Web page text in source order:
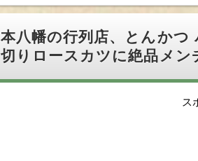
本八幡の行列店、とんか
切りロースカツに絶品メン
ス